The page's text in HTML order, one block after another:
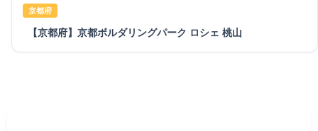
京都府
【京都府】京都ボルダリングパーク ロシェ 桃山